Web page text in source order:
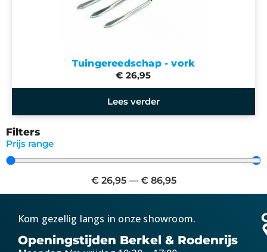
Filters
Prijs range
€ 26,95 — € 86,95
Tuingereedschap - vork
€ 26,95
Lees verder
Kom gezellig langs in onze showroom.
Openingstijden Berkel & Rodenrijs